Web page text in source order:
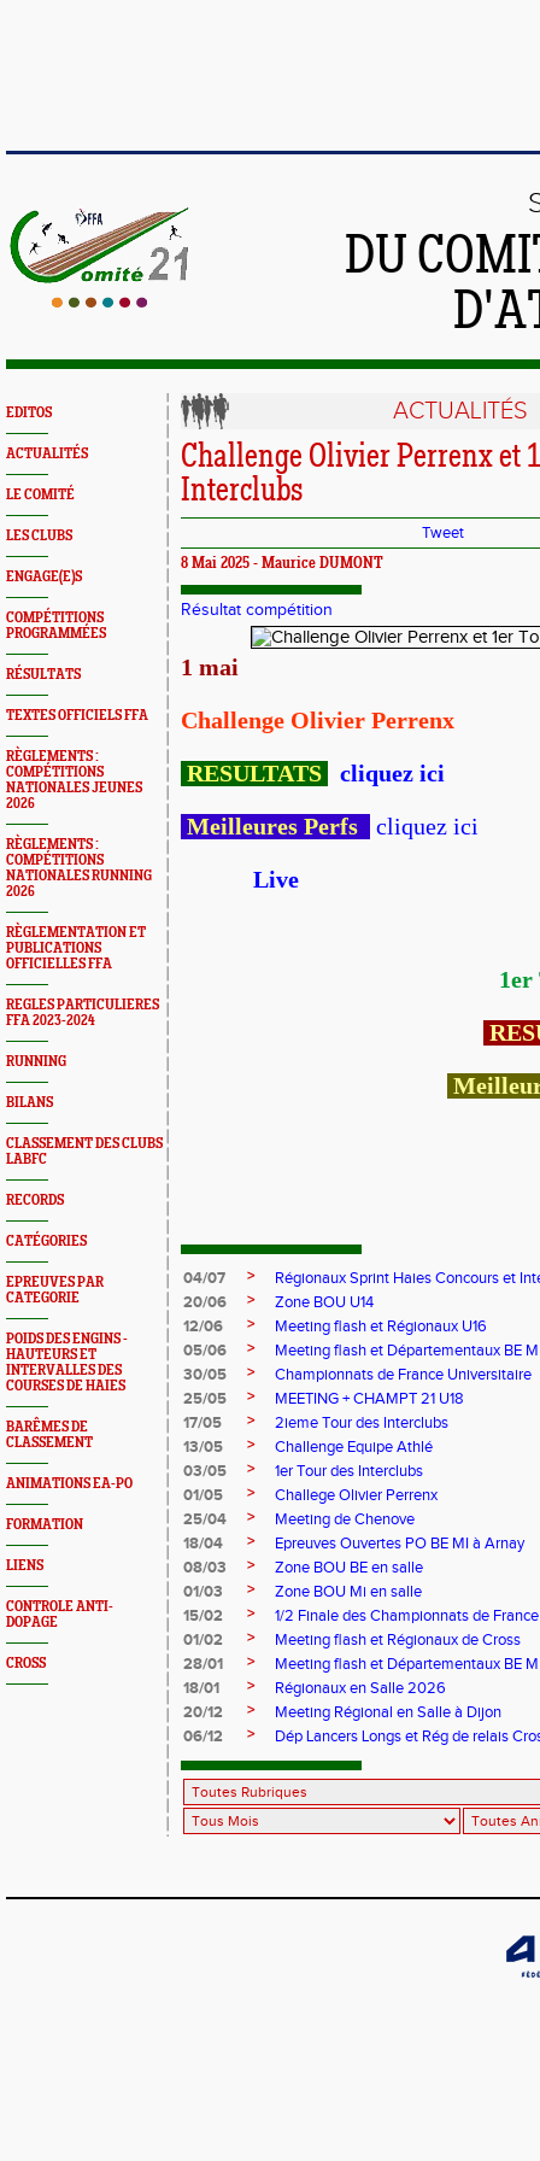
DU
EDITOS
ACTUALITÉS
LE COMITÉ
LES CLUBS
ENGAGE(E)S
COMPÉTITIONS
PROGRAMMÉES
RÉSULTATS
TEXTES OFFICIELS FFA
RÈGLEMENTS :
COMPÉTITIONS
NATIONALES JEUNES
2026
RÈGLEMENTS :
COMPÉTITIONS
NATIONALES RUNNING
2026
RÈGLEMENTATION ET
PUBLICATIONS
OFFICIELLES FFA
REGLES PARTICULIERES
FFA 2023-2024
RUNNING
BILANS
CLASSEMENT DES CLUBS
LABFC
RECORDS
CATÉGORIES
EPREUVES PAR
CATEGORIE
POIDS DES ENGINS -
HAUTEURS ET
INTERVALLES DES
COURSES DE HAIES
BARÊMES DE
CLASSEMENT
ANIMATIONS EA-PO
FORMATION
LIENS
CONTROLE ANTI-
DOPAGE
CROSS
ACTUALITÉS
Challenge Olivier Perrenx et
Interclubs
Tweet
8 Mai 2025 - Maurice DUMONT
Résultat compétition
1 mai
Challenge Olivier Perrenx
RESULTATS cliquez ici
Meilleures Perfs cliquez ici
Live
1er
04/07 >
Régionaux Sprint Haies Concours et
20/06
>
Zone BOU U14
12/06
>
Meeting flash et Régionaux U16
05/06
>
Meeting flash et Départementaux BE
30/05
>
Championnats de France Universitaire
25/05
>
MEETING + CHAMPT 21 U18
17/05
>
2ieme Tour des Interclubs
13/05
>
Challenge Equipe Athlé
03/05
>
1er Tour des Interclubs
01/05
>
Challege Olivier Perrenx
25/04
>
Meeting de Chenove
18/04
>
Epreuves Ouvertes PO BE MI à Arnay
08/03
>
Zone BOU BE en salle
01/03
>
Zone BOU Mi en salle
15/02
>
1/2 Finale des Championnats de
01/02
>
Meeting flash et Régionaux de Cross
28/01
>
Meeting flash et Départementaux BE
18/01
>
Régionaux en Salle 2026
20/12
>
Meeting Régional en Salle à Dijon
06/12
> Dép Lancers Longs et Rég de relais